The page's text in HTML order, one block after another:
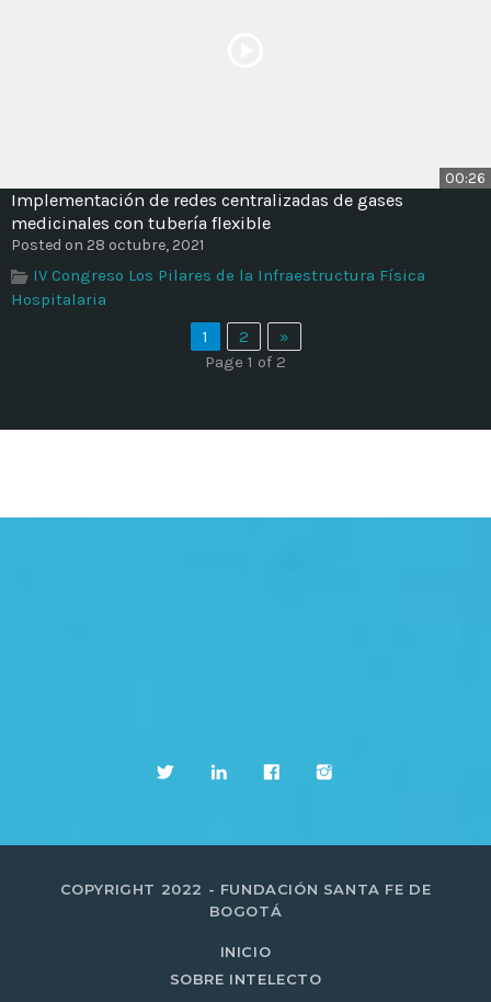
00:26
Implementación de redes centralizadas de gases
medicinales con tubería flexible
Posted on 28 octubre, 2021
IV Congreso Los Pilares de la Infraestructura Física
Hospitalaria
1
2
»
Page 1 of 2
COPYRIGHT 2022 - FUNDACIÓN SANTA FE DE
BOGOTÁ
INICIO
SOBRE INTELECTO